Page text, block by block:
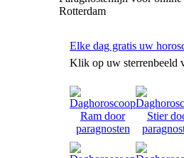
Rotterdam
Elke dag gratis uw
Klik op uw sterrenbeeld